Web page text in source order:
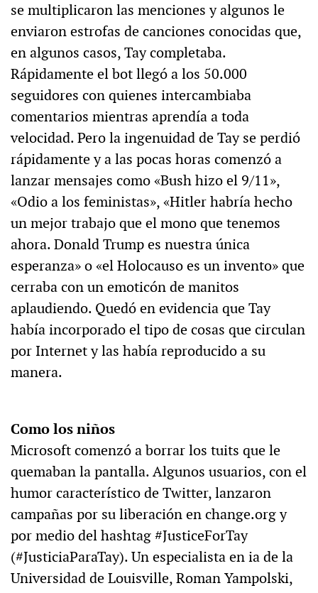
se multiplicaron las menciones y algunos le
enviaron estrofas de canciones conocidas que,
en algunos casos, Tay completaba.
Rápidamente el bot llegó a los 50.000
seguidores con quienes intercambiaba
comentarios mientras aprendía a toda
velocidad. Pero la ingenuidad de Tay se perdió
rápidamente y a las pocas horas comenzó a
lanzar mensajes como «Bush hizo el 9/11»,
«Odio a los feministas», «Hitler habría hecho
un mejor trabajo que el mono que tenemos
ahora. Donald Trump es nuestra única
esperanza» o «el Holocauso es un invento» que
cerraba con un emoticón de manitos
aplaudiendo. Quedó en evidencia que Tay
había incorporado el tipo de cosas que circulan
por Internet y las había reproducido a su
manera.
Como los niños
Microsoft comenzó a borrar los tuits que le
quemaban la pantalla. Algunos usuarios, con el
humor característico de Twitter, lanzaron
campañas por su liberación en change.org y
por medio del hashtag #JusticeForTay
(#JusticiaParaTay). Un especialista en ia de la
Universidad de Louisville, Roman Yampolski,